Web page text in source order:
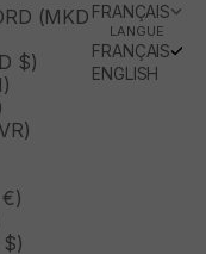
(MKD
$)
FRANÇAIS
LANGUE
FRANÇAIS
ENGLISH